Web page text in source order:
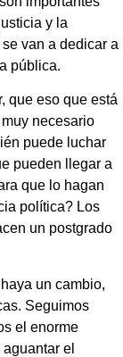
y la
van a dedicar a
pública.
que eso que está
necesario
puede luchar
pueden llegar a
que lo hagan
política? Los
un postgrado
un cambio,
Seguimos
el enorme
el